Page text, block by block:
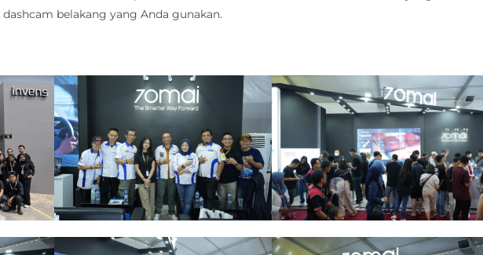
belakang yang Anda gunakan.